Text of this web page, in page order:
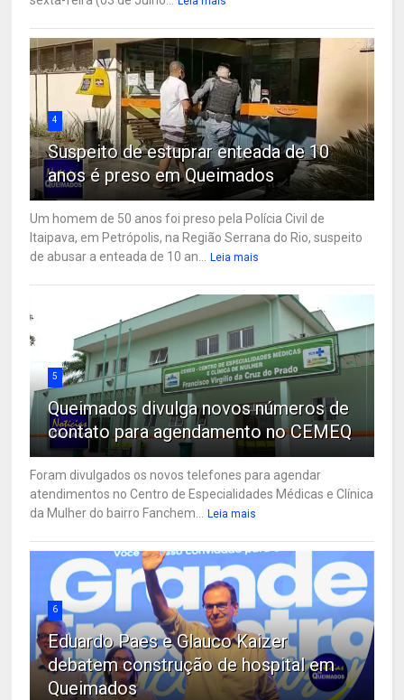
4
Suspeito de estuprar enteada de 10
anos é preso em Queimados
Um homem de 50 anos foi preso pela Polícia Civil de
Itaipava, em Petrópolis, na Região Serrana do Rio, suspeito
de abusar a enteada de 10 an...
Leia mais
5
Queimados divulga novos números de
contato para agendamento no CEMEQ
Foram divulgados os novos telefones para agendar
atendimentos no Centro de Especialidades Médicas e Clínica
da Mulher do bairro Fanchem...
Leia mais
6
Eduardo Paes e Glauco Kaizer
debatem construção de hospital em
Queimados